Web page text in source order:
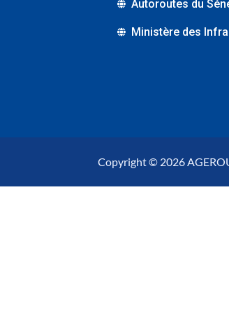
Autoroutes du
Ministère des
Copyright © 2026